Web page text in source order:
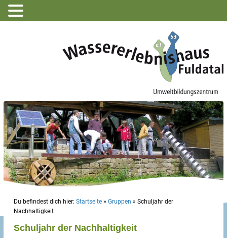
Du befindest dich hier: Startseite » Gruppen » Schuljahr der
Nachhaltigkeit
Schuljahr der Nachhaltigkeit